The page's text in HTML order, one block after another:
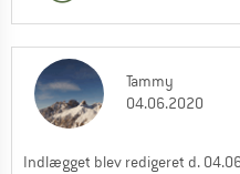
Tammy
04.06.2020
Indlægget blev redigeret d.